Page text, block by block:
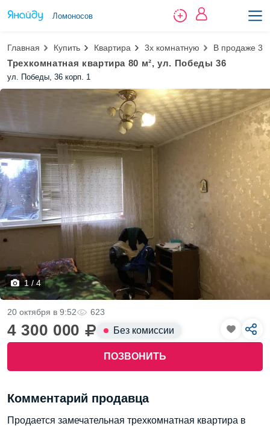
Ломоносов
Главная Купить Квартира 3х комнатную В продаже 3к
Трехкомнатная квартира 80 м², ул. Победы 36
ул. Победы, 36 корп. 1
1 / 4
4 300 000 Без комиссии
ПОЗВОНИТЬ
20 октября в 9:52 623
Комментарий продавца
Продается замечательная трехкомнатная квартира в